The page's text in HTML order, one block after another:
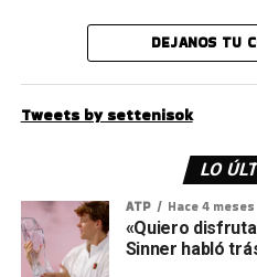
DEJANOS TU
Tweets by settenisok
LO
ATP Hace 4 meses
«Quiero
Sinner habló